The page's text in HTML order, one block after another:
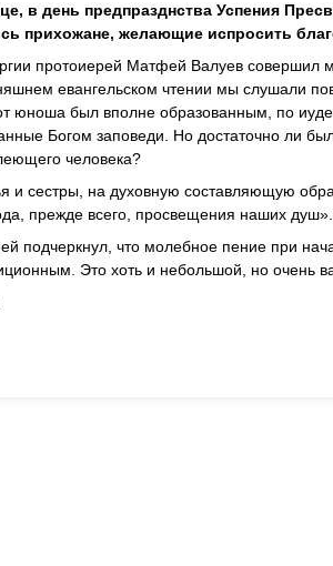
в день предпразднства Успения
прихожане, желающие испросить
протоиерей Матфей Валуев совершил
евангельском чтении мы слушали
юноша был вполне образованным, по
Богом заповеди. Но достаточно ли
человека?
и сестры, на духовную составляющую
прежде всего, просвещения наших душ».
подчеркнул, что молебное пение при
Это хоть и небольшой, но очень